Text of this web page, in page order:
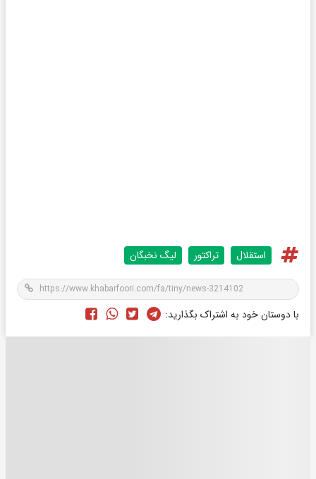
استقلال تراکتور لیگ نخبگان
با دوستان خود به اشتراک بگذارید: